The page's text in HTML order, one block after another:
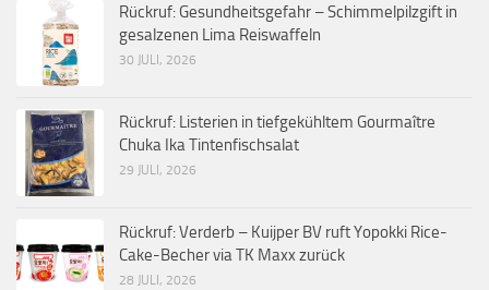
Rückruf: Gesundheitsgefahr – Schimmelpilzgift in
gesalzenen Lima Reiswaffeln
30 JULI, 2026
Rückruf: Listerien in tiefgekühltem Gourmaître
Chuka Ika Tintenfischsalat
29 JULI, 2026
Rückruf: Verderb – Kuijper BV ruft Yopokki Rice-
Cake-Becher via TK Maxx zurück
28 JULI, 2026